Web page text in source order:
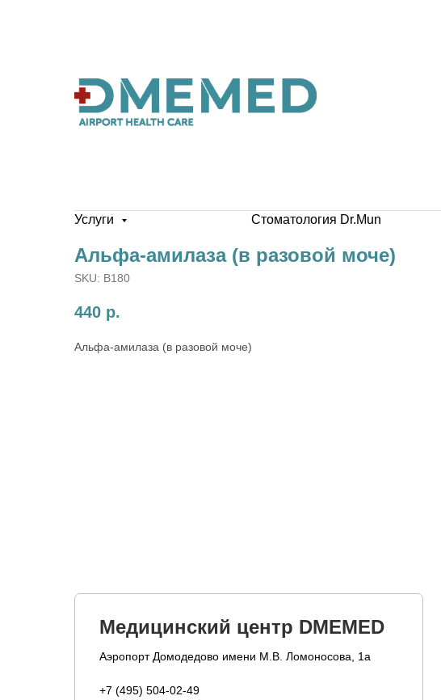
Услуги Стоматология Dr.Mun
Альфа-амилаза (в разовой моче)
SKU: B180
440 р.
Альфа-амилаза (в разовой моче)
Медицинский центр DMEMED
Аэропорт Домодедово имени М.В. Ломоносова, 1а
+7 (495) 504-02-49